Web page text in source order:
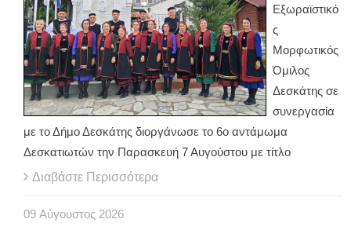
Εξωραϊστικό
ς
Μορφωτικός
Όμιλος
Δεσκάτης σε
συνεργασία
με το Δήμο Δεσκάτης διοργάνωσε το 6ο αντάμωμα
Δεσκατιωτών την Παρασκευή 7 Αυγούστου με τίτλο
Διαβάστε Περισσότερα
09 Αύγουστος 2026